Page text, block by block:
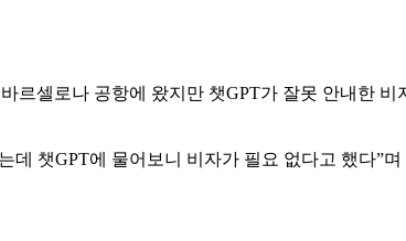
셀로나 공항에 왔지만 챗GPT가 잘못 안내한
챗GPT에 물어보니 비자가 필요 없다고 했다”